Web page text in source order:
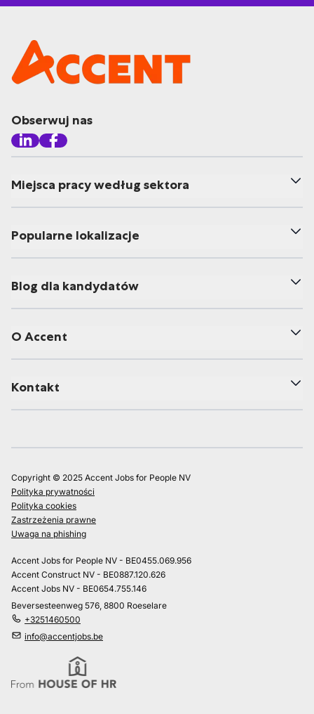
Obserwuj nas
Miejsca pracy według sektora
Popularne lokalizacje
Blog dla kandydatów
O Accent
Kontakt
Copyright © 2025 Accent Jobs for People NV
Polityka prywatności
Polityka cookies
Zastrzeżenia prawne
Uwaga na phishing
Accent Jobs for People NV - BE0455.069.956
Accent Construct NV - BE0887.120.626
Accent Jobs NV - BE0654.755.146
Beversesteenweg 576, 8800 Roeselare
+3251460500
info@accentjobs.be